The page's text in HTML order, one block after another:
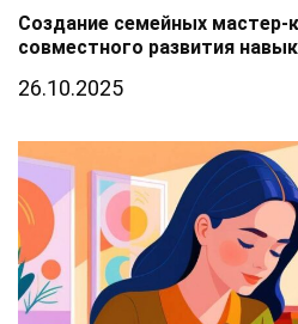
Создание семейных мастер-
совместного развития
26.10.2025